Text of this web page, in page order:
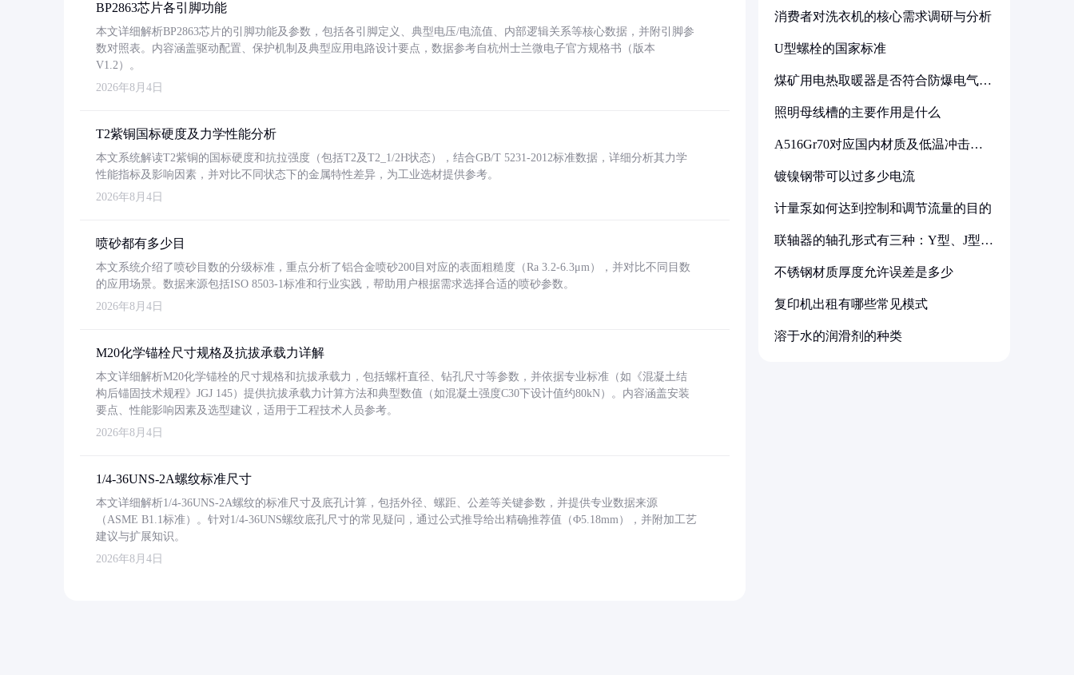
BP2863芯片各引脚功能
本文详细解析BP2863芯片的引脚功能及参数，包括各引脚定义、典型电压/电流值、内部逻辑关系等核心数据，并附引脚参
数对照表。内容涵盖驱动配置、保护机制及典型应用电路设计要点，数据参考自杭州士兰微电子官方规格书（版本
V1.2）。
2026年8月4日
T2紫铜国标硬度及力学性能分析
本文系统解读T2紫铜的国标硬度和抗拉强度（包括T2及T2_1/2H状态），结合GB/T 5231-2012标准数据，详细分析其力学
性能指标及影响因素，并对比不同状态下的金属特性差异，为工业选材提供参考。
2026年8月4日
喷砂都有多少目
本文系统介绍了喷砂目数的分级标准，重点分析了铝合金喷砂200目对应的表面粗糙度（Ra 3.2-6.3μm），并对比不同目数
的应用场景。数据来源包括ISO 8503-1标准和行业实践，帮助用户根据需求选择合适的喷砂参数。
2026年8月4日
M20化学锚栓尺寸规格及抗拔承载力详解
本文详细解析M20化学锚栓的尺寸规格和抗拔承载力，包括螺杆直径、钻孔尺寸等参数，并依据专业标准（如《混凝土结
构后锚固技术规程》JGJ 145）提供抗拔承载力计算方法和典型数值（如混凝土强度C30下设计值约80kN）。内容涵盖安装
要点、性能影响因素及选型建议，适用于工程技术人员参考。
2026年8月4日
1/4-36UNS-2A螺纹标准尺寸
本文详细解析1/4-36UNS-2A螺纹的标准尺寸及底孔计算，包括外径、螺距、公差等关键参数，并提供专业数据来源
（ASME B1.1标准）。针对1/4-36UNS螺纹底孔尺寸的常见疑问，通过公式推导给出精确推荐值（Φ5.18mm），并附加工艺
建议与扩展知识。
2026年8月4日
消费者对洗衣机的核心需求调研与分析
U型螺栓的国家标准
煤矿用电热取暖器是否符合防爆电气设
照明母线槽的主要作用是什么
A516Gr70对应国内材质及低温冲击要
镀镍钢带可以过多少电流
计量泵如何达到控制和调节流量的目的
联轴器的轴孔形式有三种：Y型、J型、
不锈钢材质厚度允许误差是多少
复印机出租有哪些常见模式
溶于水的润滑剂的种类